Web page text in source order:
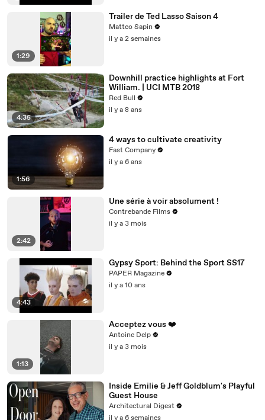
1:29
Trailer de Ted Lasso Saison 4
Matteo Sapin
il y a 2 semaines
4:35
Downhill practice highlights at Fort
William. | UCI MTB 2018
Red Bull
il y a 8 ans
1:56
4 ways to cultivate creativity
Fast Company
il y a 6 ans
2:42
Une série à voir absolument !
Contrebande Films
il y a 3 mois
4:43
Gypsy Sport: Behind the Sport SS17
PAPER Magazine
il y a 10 ans
1:13
Acceptez vous ❤️
Antoine Delp
il y a 3 mois
Inside Emilie & Jeff Goldblum's Playful
Guest House
Architectural Digest